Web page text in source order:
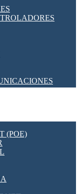
DE CORRIENTE
PROGRAMABLES
(POE)